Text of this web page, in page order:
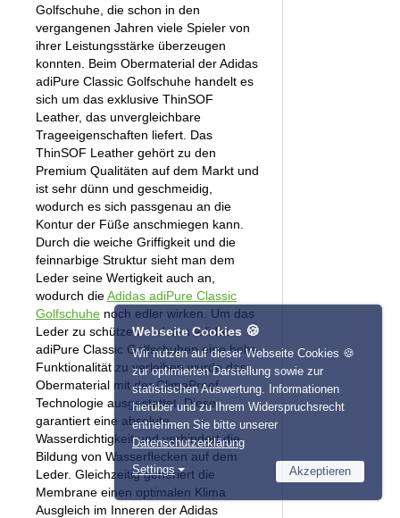
Golfschuhe, die schon in den
vergangenen Jahren viele Spieler von
ihrer Leistungsstärke überzeugen
konnten. Beim Obermaterial der Adidas
adiPure Classic Golfschuhe handelt es
sich um das exklusive ThinSOF
Leather, das unvergleichbare
Trageeigenschaften liefert. Das
ThinSOF Leather gehört zu den
Premium Qualitäten auf dem Markt und
ist sehr dünn und geschmeidig,
wodurch es sich passgenau an die
Kontur der Füße anschmiegen kann.
Durch die weiche Griffigkeit und die
feinnarbige Struktur sieht man dem
Leder seine Wertigkeit auch an,
wodurch dieAdidas adiPure Classic
Golfschuhe noch edler wirken. Um das
Leder zu schützen und den Adidas
adiPure Classic Golfschuhen eine hohe
Funktionalität zu verleihen wurde das
Obermaterial mit der ClimaProof
Technologie ausgestattet. Diese
garantiert eine absolute
Wasserdichtigkeit und verhindert die
Bildung von Wasserflecken auf dem
Leder. Gleichzeitig generiert die
Membrane einen optimalen Klima
Ausgleich im Inneren der Adidas
Webseite Cookies 🍪
Wir nutzen auf dieser Webseite Cookies 🍪
zur optimierten Darstellung sowie zur
statistischen Auswertung. Informationen
hierüber und zu Ihrem Widerspruchsrecht
entnehmen Sie bitte unserer
Datenschutzerklärung
Settings
Akzeptieren
Necessary
Statistics
Name